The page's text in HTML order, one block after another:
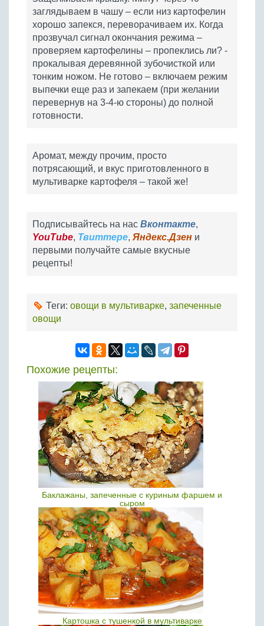
заглядываем в чашу – если низ картофелин
хорошо запекся, переворачиваем их. Когда
прозвучал сигнал окончания режима –
проверяем картофелины – пропеклись ли? -
прокалывая деревянной зубочисткой или
тонким ножом. Не готово – включаем режим
выпечки еще раз и запекаем (при желании
перевернув на 3-4-ю стороны) до полной
готовности.
Аромат, между прочим, просто
потрясающий, и вкус приготовленного в
мультиварке картофеля – такой же!
Подписывайтесь на нас Вконтакте,
YouTube, Твиттере, Яндекс.Дзен и
первыми получайте самые вкусные
рецепты!
Теги: овощи в мультиварке, запеченные
овощи
Похожие рецепты:
Баклажаны, запеченные с куриным фаршем и
сыром
Картошка с тушенкой в мультиварке